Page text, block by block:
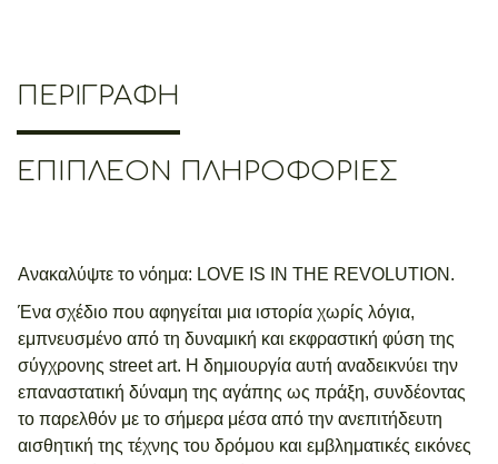
ΠΕΡΙΓΡΑΦΉ
ΕΠΙΠΛΈΟΝ ΠΛΗΡΟΦΟΡΊΕΣ
Ανακαλύψτε το νόημα: LOVE IS IN THE REVOLUTION.
Ένα σχέδιο που αφηγείται μια ιστορία χωρίς λόγια,
εμπνευσμένο από τη δυναμική και εκφραστική φύση της
σύγχρονης street art. Η δημιουργία αυτή αναδεικνύει την
επαναστατική δύναμη της αγάπης ως πράξη, συνδέοντας
το παρελθόν με το σήμερα μέσα από την ανεπιτήδευτη
αισθητική της τέχνης του δρόμου και εμβληματικές εικόνες